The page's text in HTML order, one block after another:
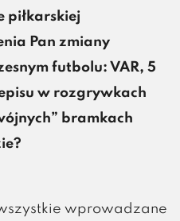
piłkarskiej
Pan zmiany
futbolu: VAR, 5
w rozgrywkach
bramkach
wprowadzane